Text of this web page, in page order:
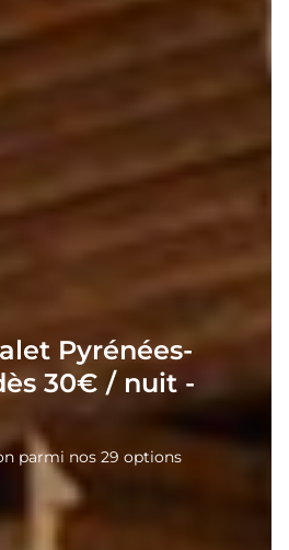
Pyrénées-
30€ / nuit -
parmi nos 29 options